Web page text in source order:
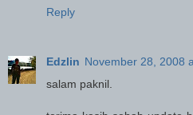
Reply
Edzlin November 28, 2008
salam paknil.